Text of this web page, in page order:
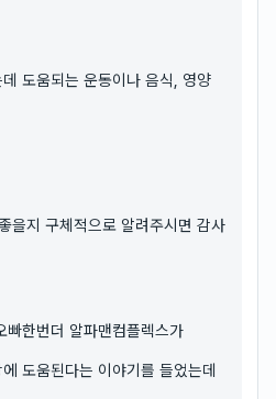
도움되는 운동이나 음식, 영양
을지 구체적으로 알려주시면 감사
빠한번더 알파맨컴플렉스가
도움된다는 이야기를 들었는데